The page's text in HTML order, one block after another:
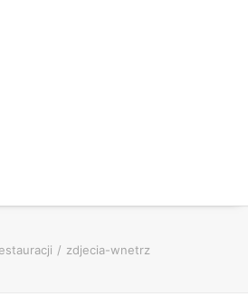
zdjecia-wnetrz